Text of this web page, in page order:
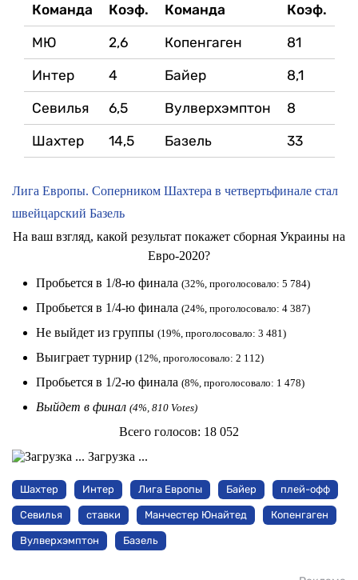
Команда Коэф. Команда Коэф.
МЮ 2,6 Копенгаген 81
Интер 4 Байер 8,1
Севилья 6,5 Вулверхэмптон 8
Шахтер 14,5 Базель 33
Лига Европы. Соперником Шахтера в четвертьфинале стал
швейцарский Базель
На ваш взгляд, какой результат покажет сборная Украины на
Евро-2020?
Пробьется в 1/8-ю финала (32%, проголосовало: 5 784)
Пробьется в 1/4-ю финала (24%, проголосовало: 4 387)
Не выйдет из группы (19%, проголосовало: 3 481)
Выиграет турнир (12%, проголосовало: 2 112)
Пробьется в 1/2-ю финала (8%, проголосовало: 1 478)
Выйдет в финал (4%, 810 Votes)
Всего голосов: 18 052
Загрузка ...
Шахтер Интер Лига Европы Байер плей-офф
Севилья ставки Манчестер Юнайтед Копенгаген
Вулверхэмптон Базель